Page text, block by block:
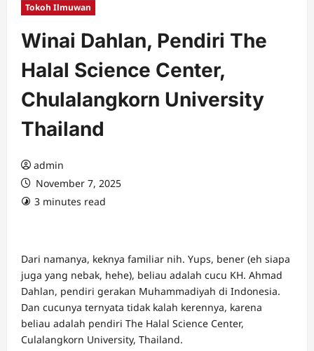
Tokoh Ilmuwan
Winai Dahlan, Pendiri The
Halal Science Center,
Chulalangkorn University
Thailand
admin
November 7, 2025
3 minutes read
Dari namanya, keknya familiar nih. Yups, bener (eh siapa
juga yang nebak, hehe), beliau adalah cucu KH. Ahmad
Dahlan, pendiri gerakan Muhammadiyah di Indonesia.
Dan cucunya ternyata tidak kalah kerennya, karena
beliau adalah pendiri The Halal Science Center,
Culalangkorn University, Thailand.